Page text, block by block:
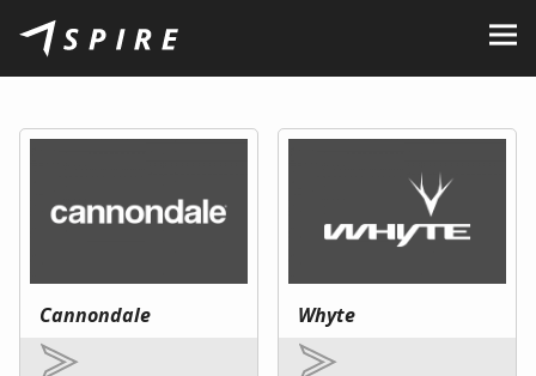
O nás
Značky
Cannondale Whyte